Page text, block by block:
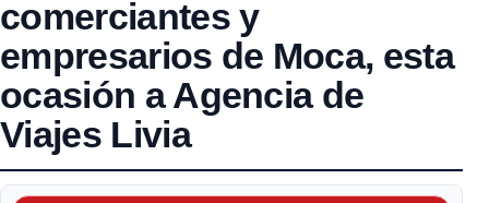
comerciantes y
empresarios de Moca, esta
ocasión a Agencia de
Viajes Livia